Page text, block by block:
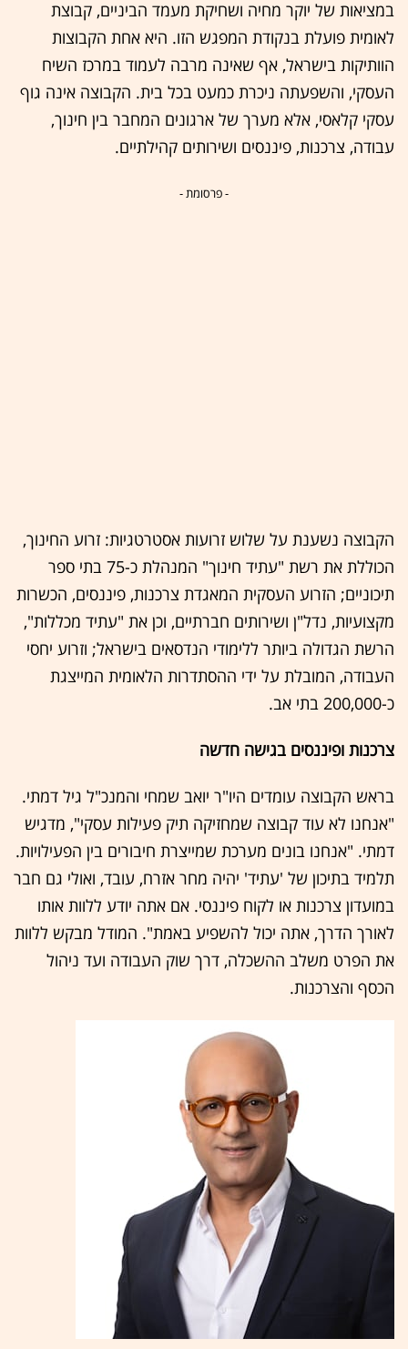
במציאות של יוקר מחיה ושחיקת מעמד הביניים, קבוצת
לאומית פועלת בנקודת המפגש הזו. היא אחת הקבוצות
הוותיקות בישראל, אף שאינה מרבה לעמוד במרכז השיח
העסקי, והשפעתה ניכרת כמעט בכל בית. הקבוצה אינה גוף
עסקי קלאסי, אלא מערך של ארגונים המחבר בין חינוך,
עבודה, צרכנות, פיננסים ושירותים קהילתיים.
- פרסומת -
הקבוצה נשענת על שלוש זרועות אסטרטגיות: זרוע החינוך,
הכוללת את רשת "עתיד חינוך" המנהלת כ-75 בתי ספר
תיכוניים; הזרוע העסקית המאגדת צרכנות, פיננסים, הכשרות
מקצועיות, נדל"ן ושירותים חברתיים, וכן את "עתיד מכללות",
הרשת הגדולה ביותר ללימודי הנדסאים בישראל; וזרוע יחסי
העבודה, המובלת על ידי ההסתדרות הלאומית המייצגת
כ-200,000 בתי אב.
צרכנות ופיננסים בגישה חדשה
בראש הקבוצה עומדים היו"ר יואב שמחי והמנכ"ל גיל דמתי.
"אנחנו לא עוד קבוצה שמחזיקה תיק פעילות עסקי", מדגיש
דמתי. "אנחנו בונים מערכת שמייצרת חיבורים בין הפעילויות.
תלמיד בתיכון של 'עתיד' יהיה מחר אזרח, עובד, ואולי גם חבר
במועדון צרכנות או לקוח פיננסי. אם אתה יודע ללוות אותו
לאורך הדרך, אתה יכול להשפיע באמת". המודל מבקש ללוות
את הפרט משלב ההשכלה, דרך שוק העבודה ועד ניהול
הכסף והצרכנות.